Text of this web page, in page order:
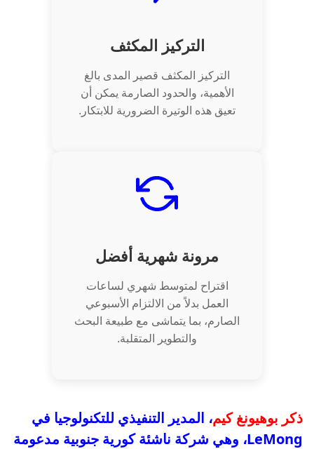
التركيز المكثف
التركيز المكثف قصير المدى بالغ
الأهمية، والحدود الصارمة يمكن أن
تعيق هذه الوتيرة الضرورية للابتكار.
مرونة شهرية أفضل
اقتراح لمتوسط شهري لساعات
العمل بدلاً من الالتزام الأسبوعي
الصارم، بما يتماشى مع طبيعة البحث
والتطوير المتقلبة.
ذكر بوهيونغ كيم، المدير التنفيذي للتكنولوجيا في
LeMong، وهي شركة ناشئة كورية جنوبية مدعومة